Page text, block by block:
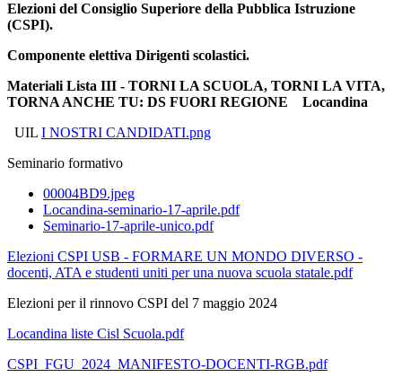
Elezioni del Consiglio Superiore della Pubblica Istruzione
(CSPI).
Componente elettiva Dirigenti scolastici.
Materiali Lista III - TORNI LA SCUOLA, TORNI LA VITA,
TORNA ANCHE TU: DS FUORI REGIONE Locandina
UIL I NOSTRI CANDIDATI.png
Seminario formativo
00004BD9.jpeg
Locandina-seminario-17-aprile.pdf
Seminario-17-aprile-unico.pdf
Elezioni CSPI USB - FORMARE UN MONDO DIVERSO -
docenti, ATA e studenti uniti per una nuova scuola statale.pdf
Elezioni per il rinnovo CSPI del 7 maggio 2024
Locandina liste Cisl Scuola.pdf
CSPI_FGU_2024_MANIFESTO-DOCENTI-RGB.pdf